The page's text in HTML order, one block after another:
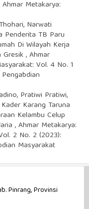
Metakarya:
Narwati
Penderita TB Paru
Di Wilayah Kerja
Gresik,Ahmar
Vol. 4 No. 1
Pratiwi Pratiwi,
Karang Taruna
Kelambu Celup
,Ahmar Metakarya:
2 No. 2 (2023):
Masyarakat
Pinrang, Provinsi